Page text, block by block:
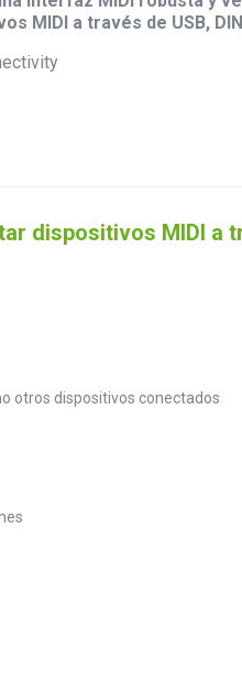
MIDI a través de USB,
dispositivos MIDI a
otros dispositivos conectados